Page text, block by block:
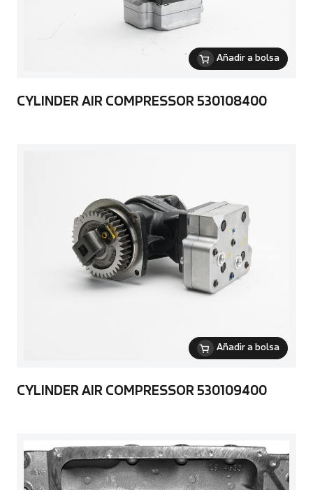
Añadir a bolsa
CYLINDER AIR COMPRESSOR 530108400
Añadir a bolsa
CYLINDER AIR COMPRESSOR 530109400